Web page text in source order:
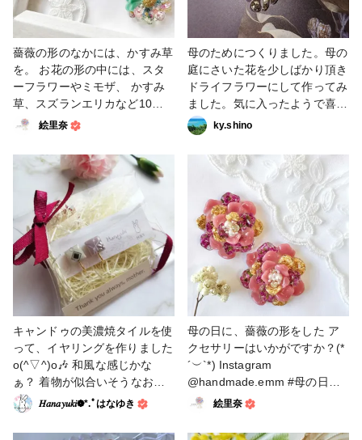
薔薇の形のなかには、かすみ草
を。 お花の形の中には、スタ
ーフラワーやミモザ、 かすみ
草、スズランエリカなど10種
類ほどの 小花を閉じ込めてい
@handmade.emm #母の日作
品コンテスト #アクセサリー部
#ピアス #イヤリング #ヘアア
クセサリー #小物・雑貨 #販売
中 #UVレジン #レジンアクセサ
リー
絵里奈
母のためにつくりました。母の
庭にさいた花を少しばかり頂き
ドライフラワーにして作ってみ
ました。気に入ったようで喜ん
でくれました。 #母の日作品コ
ンテスト #はじめての投稿 #キ
ーホルダー
ky.shino
キャンドゥの美濃焼タイルを使
って、イヤリングを作りました
o(^▽^)o🎶 和風な感じかな
ぁ？ 着物が似合いそうなお母
さんにプレゼントしたいイメー
ジです(❀ᴗˬᴗ)_🎁🌷.* ｶﾝｼｬ #母
の日作品コンテスト #アクセサ
𝐻𝑎𝑛𝑎𝑦𝑢𝑘𝑖❁⃘*.ﾟはなゆき
母の日に、薔薇の形をした ア
クセサリーはいかがですか？(*
´︶`*) Instagram
@handmade.emm #母の日作
品コンテスト #アクセサリー部
貨 #販売中 #ブローチ #ヘアゴ
絵里奈